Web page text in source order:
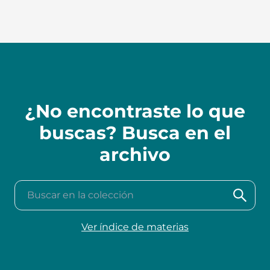
¿No encontraste lo que
buscas? Busca en el
archivo
Buscar en la colección
Ver índice de materias